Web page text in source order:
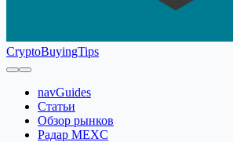
CryptoBuyingTips
navGuides
Статьи
Обзор рынков
Радар MEXC